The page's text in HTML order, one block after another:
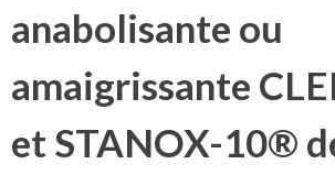
anabolisante ou
amaigrissante
et STANOX-10®